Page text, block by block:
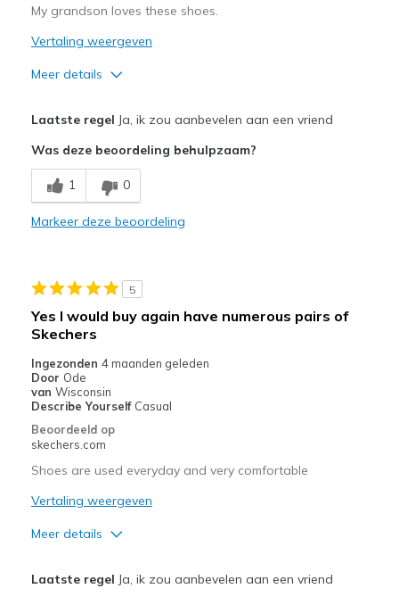
My grandson loves these shoes.
Vertaling weergeven
Meer details
Breathe Well
Comfortable
Beste toepassingen
Casual Wear
Sizing
Feels true to size
View On Shoes
Laatste regel Ja, ik zou aanbevelen aan een vriend
Was deze beoordeling behulpzaam?
1 0
Markeer deze beoordeling
5
Yes I would buy again have numerous pairs of
Skechers
Ingezonden 4 maanden geleden
Door Ode
van Wisconsin
Describe Yourself Casual
Beoordeeld op
skechers.com
Shoes are used everyday and very comfortable
Vertaling weergeven
Meer details
Laatste regel Ja, ik zou aanbevelen aan een vriend